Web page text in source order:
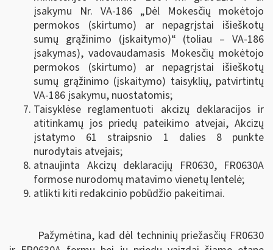
įsakymu Nr. VA-186 „Dėl Mokesčių mokėtojo
permokos (skirtumo) ar nepagrįstai išieškotų
sumų grąžinimo (įskaitymo)“ (toliau – VA-186
įsakymas), vadovaudamasis Mokesčių mokėtojo
permokos (skirtumo) ar nepagrįstai išieškotų
sumų grąžinimo (įskaitymo) taisyklių, patvirtintų
VA-186 įsakymu, nuostatomis;
Taisyklėse reglamentuoti akcizų deklaracijos ir
atitinkamų jos priedų pateikimo atvejai, Akcizų
įstatymo 61 straipsnio 1 dalies 8 punkte
nurodytais atvejais;
atnaujinta Akcizų deklaracijų FR0630, FR0630A
formose nurodomų matavimo vienetų lentelė;
atlikti kiti redakcinio pobūdžio pakeitimai.
Pažymėtina, kad dėl techninių priežasčių FR0630